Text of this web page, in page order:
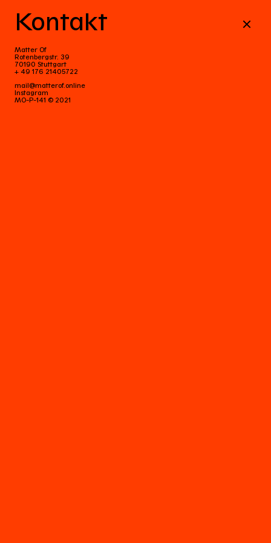
Kontakt
Matter Of
Rotenbergstr. 39
70190 Stuttgart
+ 49 176 21405722
mail@matterof.online
Instagram
MO-P-141 © 2021